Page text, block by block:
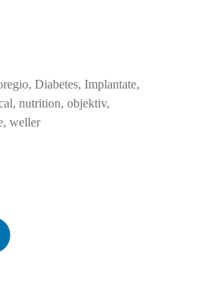
, Diabetes, Implantate,
, nutrition, objektiv,
, weller